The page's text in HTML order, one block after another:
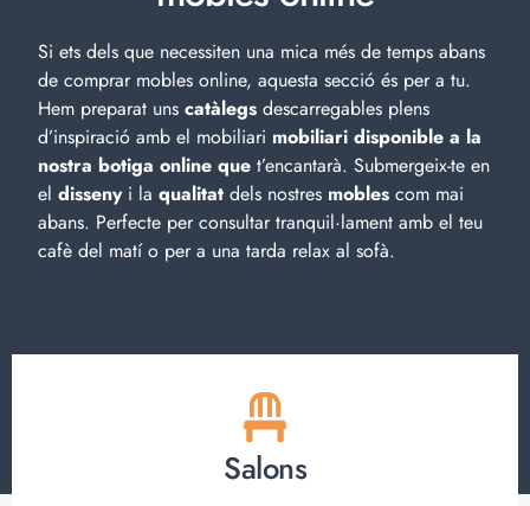
Si ets dels que necessiten una mica més de temps abans
de comprar mobles online, aquesta secció és per a tu.
Hem preparat uns catàlegs descarregables plens
d’inspiració amb el mobiliari mobiliari disponible a la
nostra botiga online que t’encantarà. Submergeix-te en
el dissenyi la qualitat dels nostres mobles com mai
abans. Perfecte per consultar tranquil·lament amb el teu
cafè del matí o per a una tarda relax al sofà.
Salons